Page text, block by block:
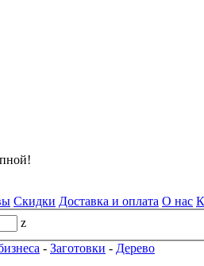
Скидки Доставка и оплата О нас
z
- Заготовки - Дерево